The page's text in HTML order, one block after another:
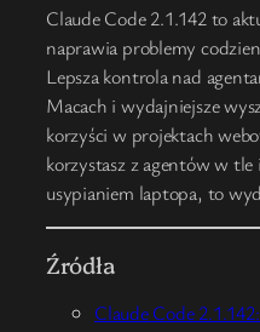
Claude Code 2.1.142 to
naprawia problemy
Lepsza kontrola nad
Macach i wydajniejsze
korzyści w projektach
korzystasz z agentów w
usypianiem laptopa, to
Źródła
Claude Code